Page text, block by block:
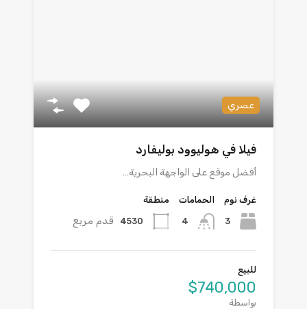
عصري
فيلا في هوليوود بوليفارد
أفضل موقع على الواجهة البحرية…
غرف نوم
3
الحمامات
4
منطقة
4530 قدم مربع
للبيع
$740,000
بواسطة